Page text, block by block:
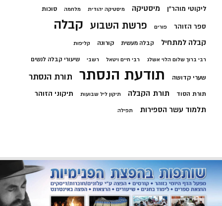
ליקוטי מוהר"ן מיסטיקה מיסטיקה יהודית מלחמה סוכות
ספר הזוהר פורים פרשת השבוע קבלה
קבלה למתחיל קבלה מעשית קורונה קליפות
רבי ברוך שלום הלוי אשלג רבי חיים ויטאל רשבי שיעורי קבלה לנשים
שערי קדושה תודעת הנסתר תורת הנסתר
תורת הסוד תורת הקבלה תיקון ליל שבועות תיקוני הזוהר
תלמוד עשר הספירות תפילה